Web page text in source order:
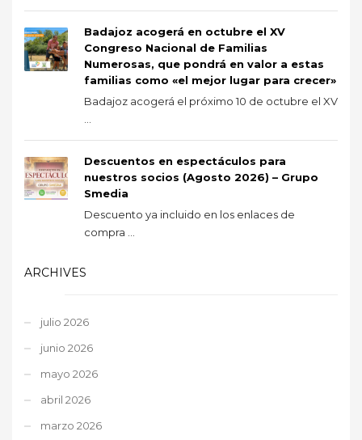
Badajoz acogerá en octubre el XV
Congreso Nacional de Familias
Numerosas, que pondrá en valor a estas
familias como «el mejor lugar para crecer»
Badajoz acogerá el próximo 10 de octubre el XV
Descuentos en espectáculos para
nuestros socios (Agosto 2026) – Grupo
Smedia
Descuento ya incluido en los enlaces de
compra ...
ARCHIVES
julio 2026
junio 2026
mayo 2026
abril 2026
marzo 2026